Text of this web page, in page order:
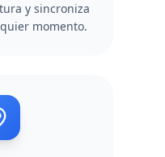
y sincroniza
momento.